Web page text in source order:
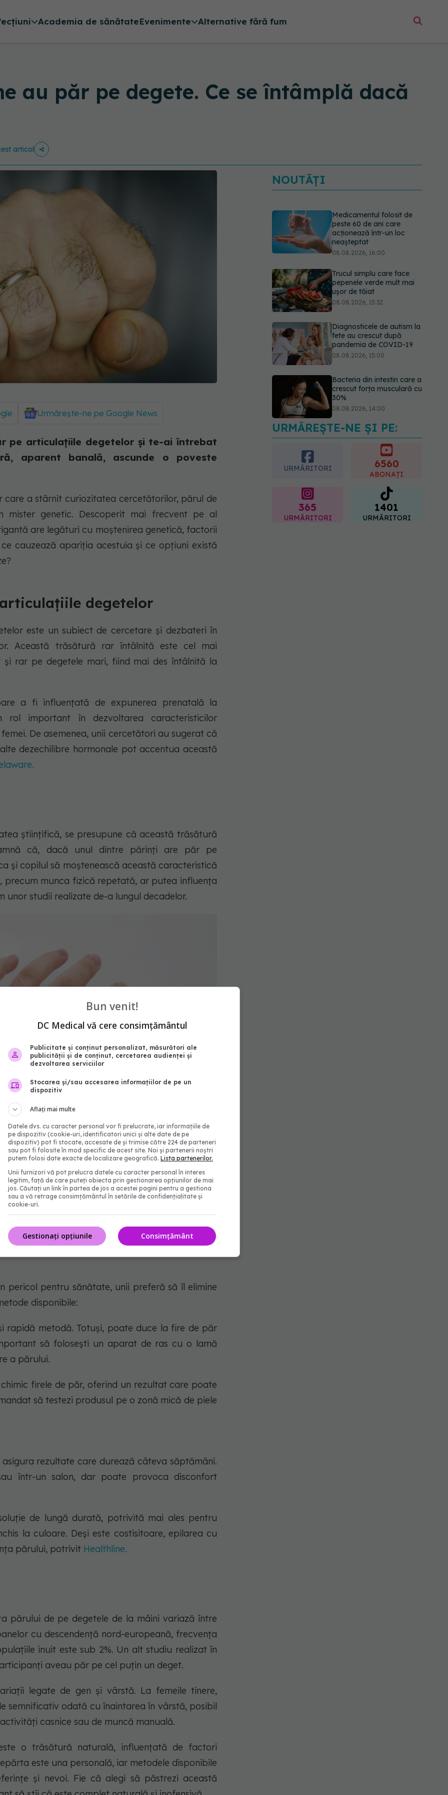
Academia de sănătateEvenimente Alternative fără fum
au păr pe degete. Ce se întâmplă dacă
articol
Urmărește-ne pe Google News
pe articulațiile degetelor și te-ai întrebat
aparent banală, ascunde o poveste
care a stârnit curiozitatea cercetătorilor, părul de
mister genetic. Descoperit mai frecvent pe al
are legături cu moștenirea genetică, factorii
cauzează apariția acestuia și ce opțiuni există
degetelor
este un subiect de cercetare și dezbateri în
Această trăsătură rar întâlnită este cel mai
rar pe degetele mari, fiind mai des întâlnită la
a fi influențată de expunerea prenatală la
rol important în dezvoltarea caracteristicilor
De asemenea, unii cercetători au sugerat că
dezechilibre hormonale pot accentua această
științifică, se presupune că această trăsătură
că, dacă unul dintre părinți are păr pe
și copilul să moștenească această caracteristică
precum munca fizică repetată, ar putea influența
unor studii realizate de-a lungul decadelor.
Freepik@Luis Lima Jr
părul de pe articulațiile
pericol pentru sănătate, unii preferă să îl elimine
disponibile:
rapidă metodă. Totuși, poate duce la fire de păr
să folosești un aparat de ras cu o lamă
a părului.
firele de păr, oferind un rezultat care poate
să testezi produsul pe o zonă mică de piele
rezultate care durează câteva săptămâni.
într-un salon, dar poate provoca disconfort
de lungă durată, potrivită mai ales pentru
la culoare. Deși este costisitoare, epilarea cu
părului, potrivit Healthline.
părului de pe degetele de la mâini variază între
cu descendență nord-europeană, frecvența
inuit este sub 2%. Un alt studiu realizat în
aveau păr pe cel puțin un deget.
legate de gen și vârstă. La femeile tinere,
semnificativ odată cu înaintarea în vârstă, posibil
casnice sau de muncă manuală.
o trăsătură naturală, influențată de factori
este una personală, iar metodele disponibile
și nevoi. Fie că alegi să păstrezi această
NOUTĂȚI
Medicamentul folosit de
peste 60 de ani care
acționează într-un loc
neașteptat
08.08.2026, 16:00
Trucul simplu care face
pepenele verde mult mai
ușor de tăiat
08.08.2026, 15:32
Diagnosticele de autism la
fete au crescut după
pandemia de COVID-19
08.08.2026, 15:00
Bacteria din intestin care a
crescut forța musculară cu
30%
08.08.2026, 14:00
Trucul genial cu ceai negru
pentru păr. Tot mai multe
08.08.2026, 17:00
URMĂREȘTE-NE ȘI PE:
URMĂRITORI 6560
ABONAȚI
365
URMĂRITORI
1401
URMĂRITORI
Bun venit!
DC Medical vă cere consimțământul
Publicitate și conținut personalizat, măsurători ale
publicității și de conținut, cercetarea audienței și
dezvoltarea serviciilor
Stocarea și/sau accesarea informațiilor de pe un
dispozitiv
Aflați mai multe
Datele dvs. cu caracter personal vor fi prelucrate, iar informațiile de
pe dispozitiv (cookie-uri, identificatori unici și alte date de pe
dispozitiv) pot fi stocate, accesate de și trimise către 224 de parteneri
sau pot fi folosite în mod specific de acest site. Noi și partenerii noștri
putem folosi date exacte de localizare geografică. Lista partenerilor.
Unii furnizori vă pot prelucra datele cu caracter personal în interes
legitim, față de care puteți obiecta prin gestionarea opțiunilor de mai
jos. Căutați un link în partea de jos a acestei pagini pentru a gestiona
sau a vă retrage consimțământul în setările de confidențialitate și
cookie-uri.
Consimțământ
Gestionați opțiunile